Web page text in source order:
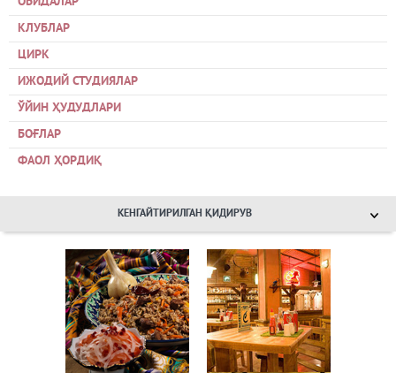
КЛУБЛАР
ЦИРК
ИЖОДИЙ СТУДИЯЛАР
ЎЙИН ҲУДУДЛАРИ
БОҒЛАР
ФАОЛ ҲОРДИҚ
КЕНГАЙТИРИЛГАН ҚИДИРУВ